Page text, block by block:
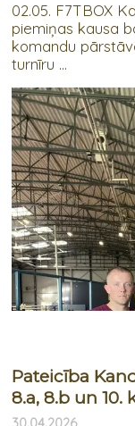
02.05. F7TBOX
piemiņas kausa
komandu
turnīru ...
Pateicība
8.a, 8.b un 10.